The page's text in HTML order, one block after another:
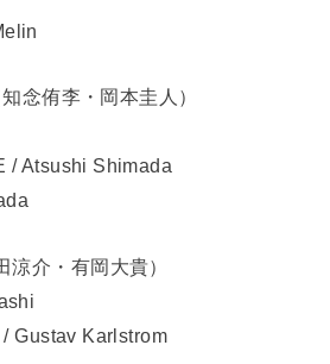
侑李・岡本圭人）
/ Atsushi Shimada
介・有岡大貴）
Gustav Karlstrom